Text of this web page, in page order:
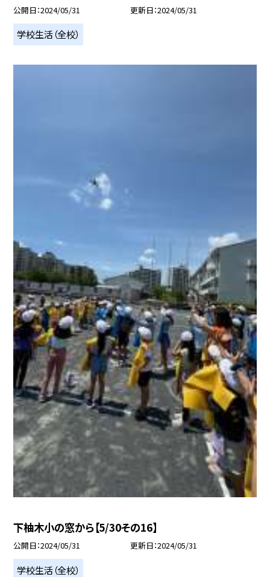
公開日 2024/05/31 更新日 2024/05/31
学校生活（全校）
下柚木小の窓から【5/30その16】
公開日 2024/05/31 更新日 2024/05/31
学校生活（全校）